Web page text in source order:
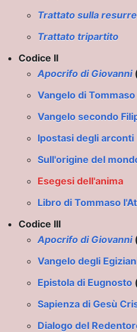
Trattato sulla
Trattato tripartito
Codice II
Apocrifo di Giovanni
Vangelo di Tommaso
Vangelo secondo
Ipostasi degli arconti
Sull'origine del
Esegesi dell'anima
Libro di Tommaso
Codice III
Apocrifo di Giovanni
Vangelo degli
Epistola di Eugnosto
Sapienza di Gesù
Dialogo del
che c'è da sapere